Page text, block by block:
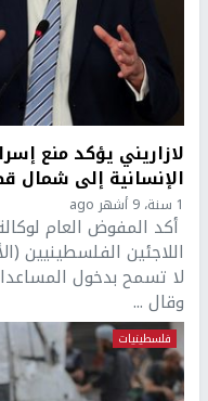
لازاريني يؤكد منع
الإنسانية إلى شمال
1 سنة، 9 أشهر ago
أكد المفوض العام
اللاجئين الفلسطينيين
لا تسمح بدخول
وقال ...
فلسطينيات